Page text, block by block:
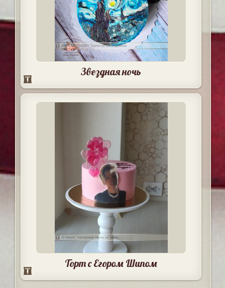
Звездная ночь
Торт с Егором Шипом